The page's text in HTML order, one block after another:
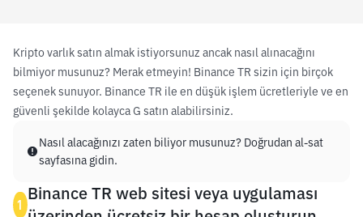
Kripto varlık satın almak istiyorsunuz ancak nasıl alınacağını
bilmiyor musunuz? Merak etmeyin! Binance TR sizin için birçok
seçenek sunuyor. Binance TR ile en düşük işlem ücretleriyle ve en
güvenli şekilde kolayca G satın alabilirsiniz.
Nasıl alacağınızı zaten biliyor musunuz? Doğrudan al-sat
sayfasına gidin.
1
Binance TR web sitesi veya uygulaması